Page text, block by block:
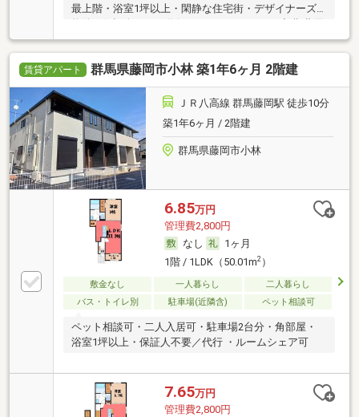
最上階・浴室1坪以上・閑静な住宅街・デザイナーズ
カード決済可・家賃カード決済可
賃貸アパート 群馬県藤岡市小林 築1年6ヶ月 2階建
ＪＲ八高線 群馬藤岡駅 徒歩10分
築1年6ヶ月 / 2階建
群馬県藤岡市小林
6.85万円
管理費2,800円
なし
1ヶ月
1階 / 1LDK（50.01m2）
敷金なし 一人暮らし
二人暮らし
バス・トイレ別
駐車場(近隣含) ペット相談可
ペット相談可・二人入居可・駐車場2台分・角部屋・
浴室1坪以上・保証人不要／代行 ・ルームシェア可
7.65万円
管理費2,800円